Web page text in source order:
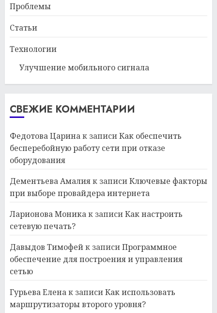
Проблемы
Статьи
Технологии
Улучшение мобильного сигнала
СВЕЖИЕ КОММЕНТАРИИ
Федотова Царинак записиКак обеспечить
бесперебойную работу сети при отказе
оборудования
Дементьева Амалияк записиКлючевые факторы
при выборе провайдера интернета
Ларионова Моникак записиКак настроить
сетевую печать?
Давыдов Тимофейк записиПрограммное
обеспечение для построения и управления
сетью
Гурьева Еленак записиКак использовать
маршрутизаторы второго уровня?